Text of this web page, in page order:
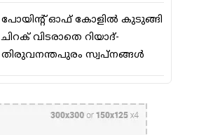
പോയിന്റ് ഓഫ് കോളില്‍ കുടുങ്ങി
ചിറക് വിടരാതെ റിയാദ്-
തിരുവനന്തപുരം സ്വപ്നങ്ങള്‍